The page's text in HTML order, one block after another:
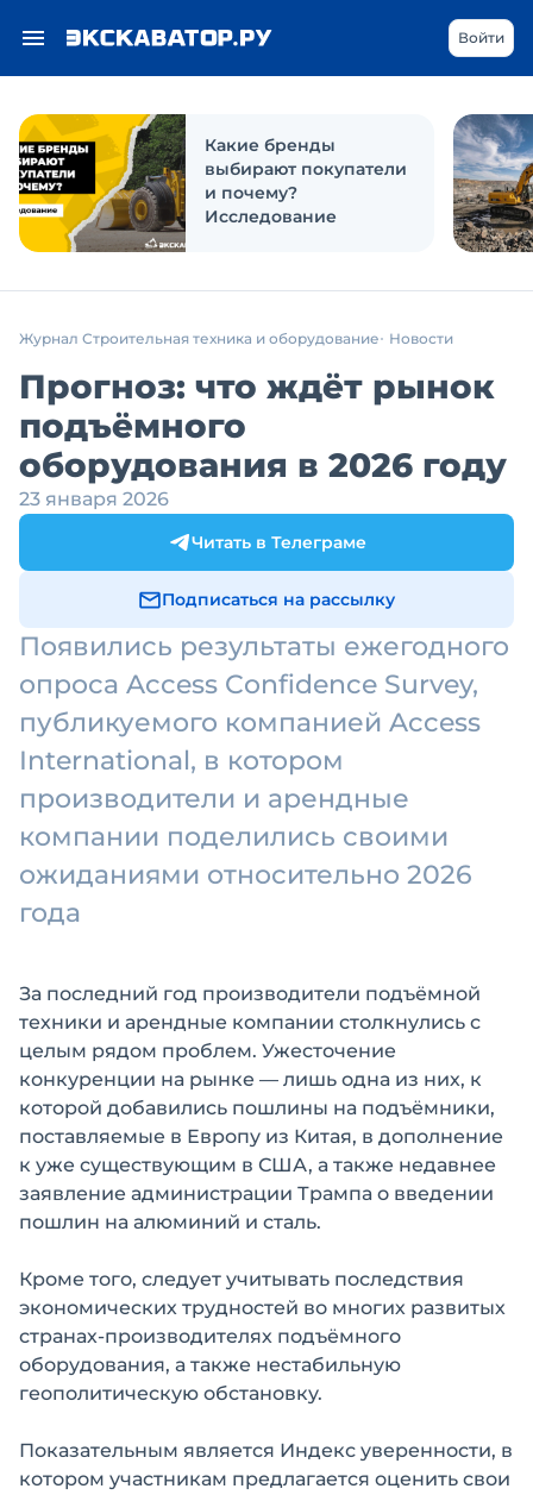
Войти
Какие бренды
выбирают покупатели
и почему?
Исследование
Журнал Строительная техника и оборудование Новости
Прогноз: что ждёт рынок
подъёмного
оборудования в 2026 году
23 января 2026
Читать в Телеграме
Подписаться на рассылку
Появились результаты ежегодного
опроса Access Confidence Survey,
публикуемого компанией Access
International, в котором
производители и арендные
компании поделились своими
ожиданиями относительно 2026
года
За последний год производители подъёмной
техники и арендные компании столкнулись с
целым рядом проблем. Ужесточение
конкуренции на рынке — лишь одна из них, к
которой добавились пошлины на подъёмники,
поставляемые в Европу из Китая, в дополнение
к уже существующим в США, а также недавнее
заявление администрации Трампа о введении
пошлин на алюминий и сталь.
Кроме того, следует учитывать последствия
экономических трудностей во многих развитых
странах-производителях подъёмного
оборудования, а также нестабильную
геополитическую обстановку.
Показательным является Индекс уверенности, в
котором участникам предлагается оценить свои